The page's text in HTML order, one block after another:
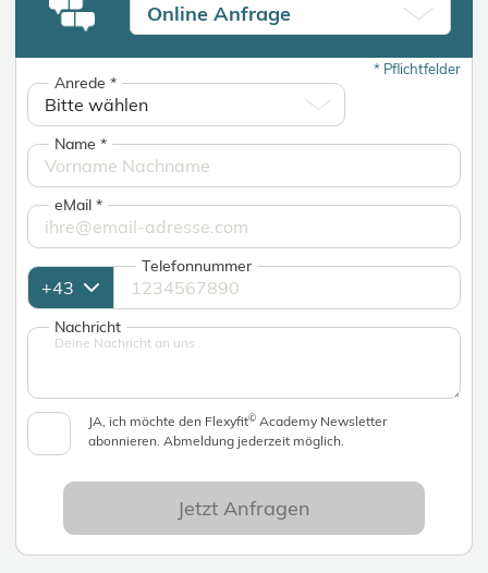
Online Anfrage
*Pflichtfelder
Anrede*
Name*
eMail*
Telefonnummer
Nachricht
JA, ich möchte den Flexyfit© Academy Newsletter
abonnieren. Abmeldung jederzeit möglich.
Jetzt Anfragen